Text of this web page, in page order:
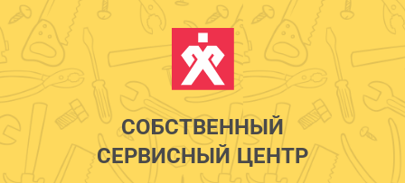
СОБСТВЕННЫЙ
СЕРВИСНЫЙ ЦЕНТР